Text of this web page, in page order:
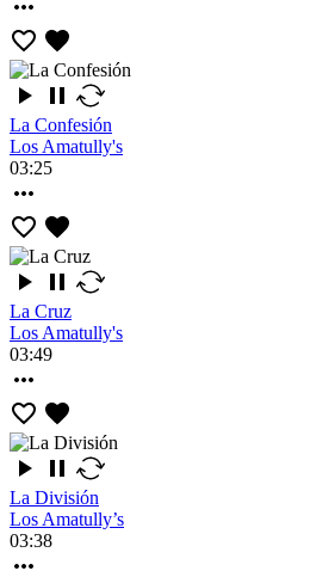
La Confesión
Los Amatully's
03:25
La Cruz
Los Amatully's
03:49
La División
Los Amatully’s
03:38